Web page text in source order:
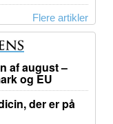
Flere artikler
af august –
og EU
der er på